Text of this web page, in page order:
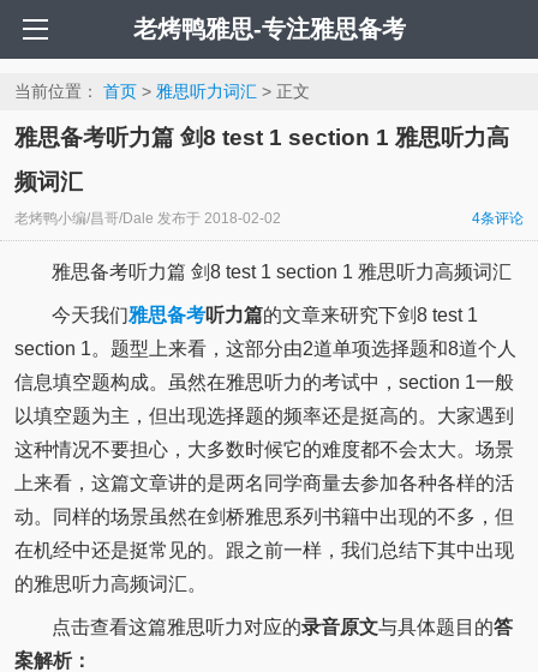
老烤鸭雅思-专注雅思备考
当前位置： 首页> 雅思听力词汇 > 正文
雅思备考听力篇 剑8 test 1 section 1 雅思听力高
频词汇
老烤鸭小编/昌哥/Dale 发布于 2018-02-02 4条评论
雅思备考听力篇 剑8 test 1 section 1 雅思听力高频词汇
今天我们雅思备考听力篇的文章来研究下剑8 test 1
section 1。题型上来看，这部分由2道单项选择题和8道个人
信息填空题构成。虽然在雅思听力的考试中，section 1一般
以填空题为主，但出现选择题的频率还是挺高的。大家遇到
这种情况不要担心，大多数时候它的难度都不会太大。场景
上来看，这篇文章讲的是两名同学商量去参加各种各样的活
动。同样的场景虽然在剑桥雅思系列书籍中出现的不多，但
在机经中还是挺常见的。跟之前一样，我们总结下其中出现
的雅思听力高频词汇。
点击查看这篇雅思听力对应的录音原文与具体题目的答
案解析：